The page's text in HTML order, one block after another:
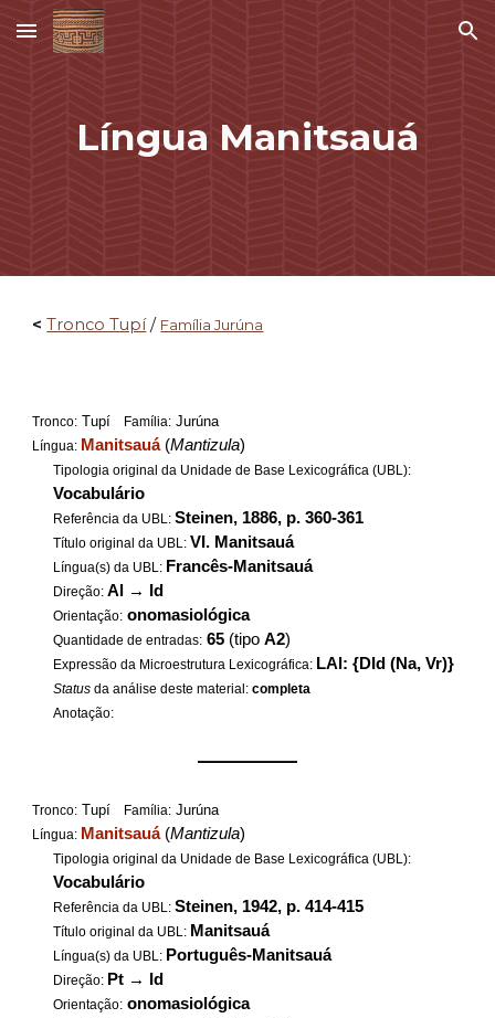
Skip to main content Skip to navigation
Língua Manitsauá
< Tronco Tupí/ Família Jurúna
Tronco: Tupí Família: Jurúna
Língua: Manitsauá(Mantizula)
Tipologia original da Unidade de Base Lexicográfica (UBL):
Vocabulário
Referência da UBL:Steinen, 1886, p. 360-361
Título original da UBL: VI. Manitsauá
Língua(s) da UBL: Francês-Manitsauá
Direção:Al → Id
Orientação: onomasiológica
Quantidade de entradas: 65 (tipoA2)
Expressão da Microestrutura Lexicográfica: LAl: {DId (Na, Vr)}
Status da análise deste material:completa
Anotação:
——————
Tronco: Tupí Família: Jurúna
Língua: Manitsauá(Mantizula)
Tipologia original da Unidade de Base Lexicográfica (UBL):
Vocabulário
Referência da UBL:Steinen, 1942, p. 414-415
Título original da UBL: Manitsauá
Língua(s) da UBL: Português-Manitsauá
Direção: Pt → Id
Orientação: onomasiológica